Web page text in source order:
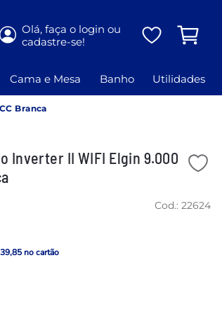
Cama e Mesa Banho Utilidades
Branca
Inverter II WIFI Elgin 9.000
Cod.: 22624
no cartão